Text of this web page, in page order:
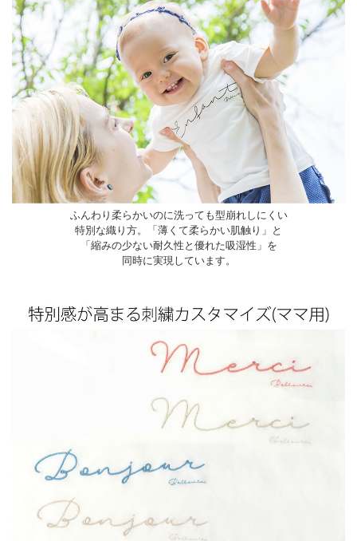
ふんわり柔らかいのに洗っても型崩れしにくい
特別な織り方。「薄くて柔らかい肌触り」と
「縮みの少ない耐久性と優れた吸湿性」を
同時に実現しています。